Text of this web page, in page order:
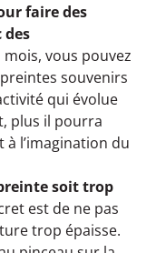
faire des
des
vous pouvez
souvenirs
qui évolue
plus il pourra
l’imagination du
soit trop
est de ne pas
trop épaisse.